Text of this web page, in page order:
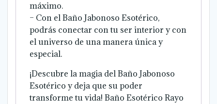
máximo.
– Con el Baño Jabonoso Esotérico,
podrás conectar con tu ser interior y con
el universo de una manera única y
especial.
¡Descubre la magia del Baño Jabonoso
Esotérico y deja que su poder
transforme tu vida! Baño Esotérico Rayo